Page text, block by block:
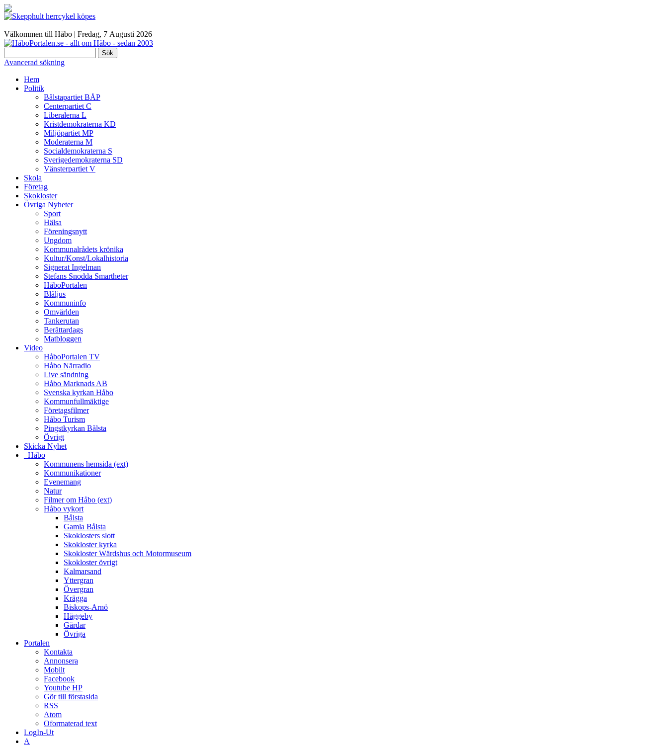
Välkommen till Håbo | Fredag, 7 Αugusti 2026
Sök
Avancerad sökning
Hem
Politik
Bålstapartiet BÅP
Centerpartiet C
Liberalerna L
Kristdemokraterna KD
Miljöpartiet MP
Moderaterna M
Socialdemokraterna S
Sverigedemokraterna SD
Vänsterpartiet V
Skola
Företag
Skokloster
Övriga Nyheter
Sport
Hälsa
Föreningsnytt
Ungdom
Kommunalrådets krönika
Kultur/Konst/Lokalhistoria
Signerat Ingelman
Stefans Snodda Smartheter
HåboPortalen
Blåljus
Kommuninfo
Omvärlden
Tankerutan
Berättardags
Matbloggen
Video
HåboPortalen TV
Håbo Närradio
Live sändning
Håbo Marknads AB
Svenska kyrkan Håbo
Kommunfullmäktige
Företagsfilmer
Håbo Turism
Pingstkyrkan Bålsta
Övrigt
Skicka Nyhet
_Håbo
Kommunens hemsida (ext)
Kommunikationer
Evenemang
Natur
Filmer om Håbo (ext)
Håbo vykort
Bålsta
Gamla Bålsta
Skoklosters slott
Skokloster kyrka
Skokloster Wärdshus och Motormuseum
Skokloster övrigt
Kalmarsand
Yttergran
Övergran
Krägga
Biskops-Arnö
Häggeby
Gårdar
Övriga
Portalen
Kontakta
Annonsera
Mobilt
Facebook
Youtube HP
Gör till förstasida
RSS
Atom
Oformaterad text
LogIn-Ut
A